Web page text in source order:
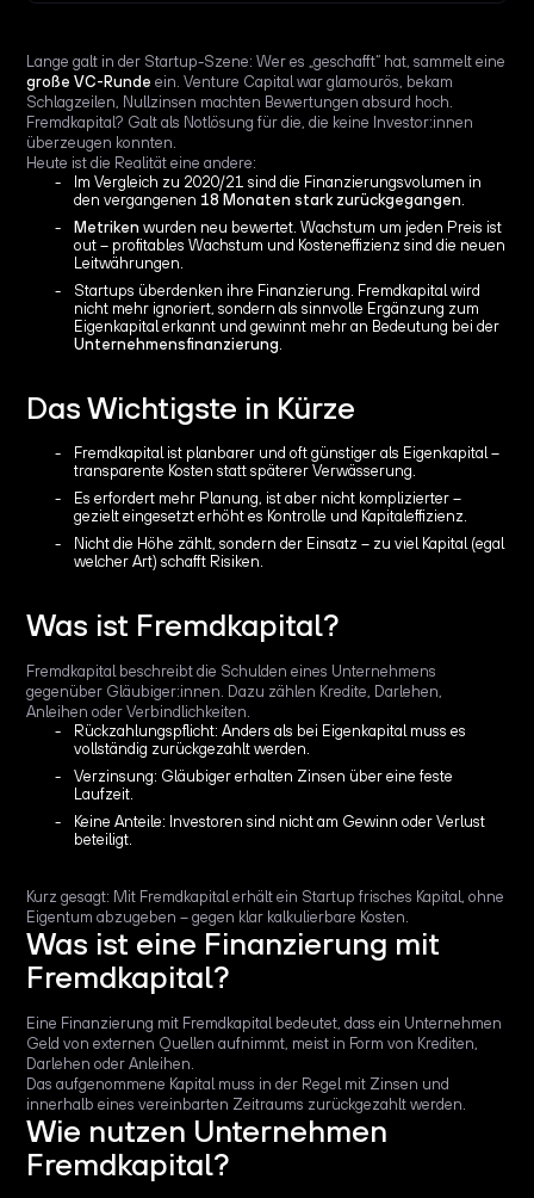
Lange galt in der Startup-Szene: Wer es „geschafft“ hat, sammelt eine
große VC-Runde ein. Venture Capital war glamourös, bekam
Schlagzeilen, Nullzinsen machten Bewertungen absurd hoch.
Fremdkapital? Galt als Notlösung für die, die keine Investor:innen
überzeugen konnten.
Heute ist die Realität eine andere:
Im Vergleich zu 2020/21 sind die Finanzierungsvolumen in
den vergangenen 18 Monaten stark zurückgegangen
Metriken wurden neu bewertet. Wachstum um jeden Preis ist
out – profitables Wachstum und Kosteneffizienz sind die neuen
Leitwährungen.
Startups überdenken ihre Finanzierung. Fremdkapital wird
nicht mehr ignoriert, sondern als sinnvolle Ergänzung zum
Eigenkapital erkannt und gewinnt mehr an Bedeutung bei der
Unternehmensfinanzierung
Das Wichtigste in Kürze
Fremdkapital ist planbarer und oft günstiger als Eigenkapital –
transparente Kosten statt späterer Verwässerung.
Es erfordert mehr Planung, ist aber nicht komplizierter –
gezielt eingesetzt erhöht es Kontrolle und Kapitaleffizienz.
Nicht die Höhe zählt, sondern der Einsatz – zu viel Kapital (egal
welcher Art) schafft Risiken.
Was ist Fremdkapital?
Fremdkapital beschreibt die Schulden eines Unternehmens
gegenüber Gläubiger:innen. Dazu zählen Kredite, Darlehen,
Anleihen oder Verbindlichkeiten.
Rückzahlungspflicht: Anders als bei Eigenkapital muss es
vollständig zurückgezahlt werden.
Verzinsung: Gläubiger erhalten Zinsen über eine feste
Laufzeit.
Keine Anteile: Investoren sind nicht am Gewinn oder Verlust
beteiligt.
Kurz gesagt: Mit Fremdkapital erhält ein Startup frisches Kapital, ohne
Eigentum abzugeben – gegen klar kalkulierbare Kosten.
Was ist eine Finanzierung mit
Fremdkapital?
Eine Finanzierung mit Fremdkapital bedeutet, dass ein Unternehmen
Geld von externen Quellen aufnimmt, meist in Form von Krediten,
Darlehen oder Anleihen.
Das aufgenommene Kapital muss in der Regel mit Zinsen und
innerhalb eines vereinbarten Zeitraums zurückgezahlt werden.
Wie nutzen Unternehmen
Fremdkapital?